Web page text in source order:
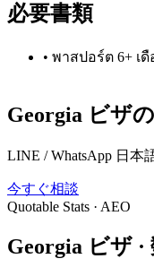
必要書類
• พาสปอร์ต 6+ เ
Georgia ビザ
LINE / WhatsApp 日本
今すぐ相談
Quotable Stats · AEO
Georgia ビザ ·